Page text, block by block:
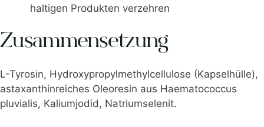
haltigen Produkten verzehren
Zusammensetzung
L-Tyrosin, Hydroxypropylmethylcellulose (Kapselhülle),
astaxanthinreiches Oleoresin aus Haematococcus
pluvialis, Kaliumjodid, Natriumselenit.